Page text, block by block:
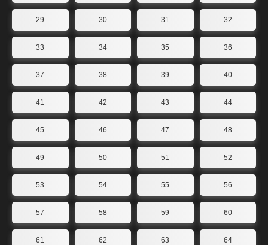
29 30 31 32
33 34 35 36
37 38 39 40
41 42 43 44
45 46 47 48
49 50 51 52
53 54 55 56
57 58 59 60
61 62 63 64